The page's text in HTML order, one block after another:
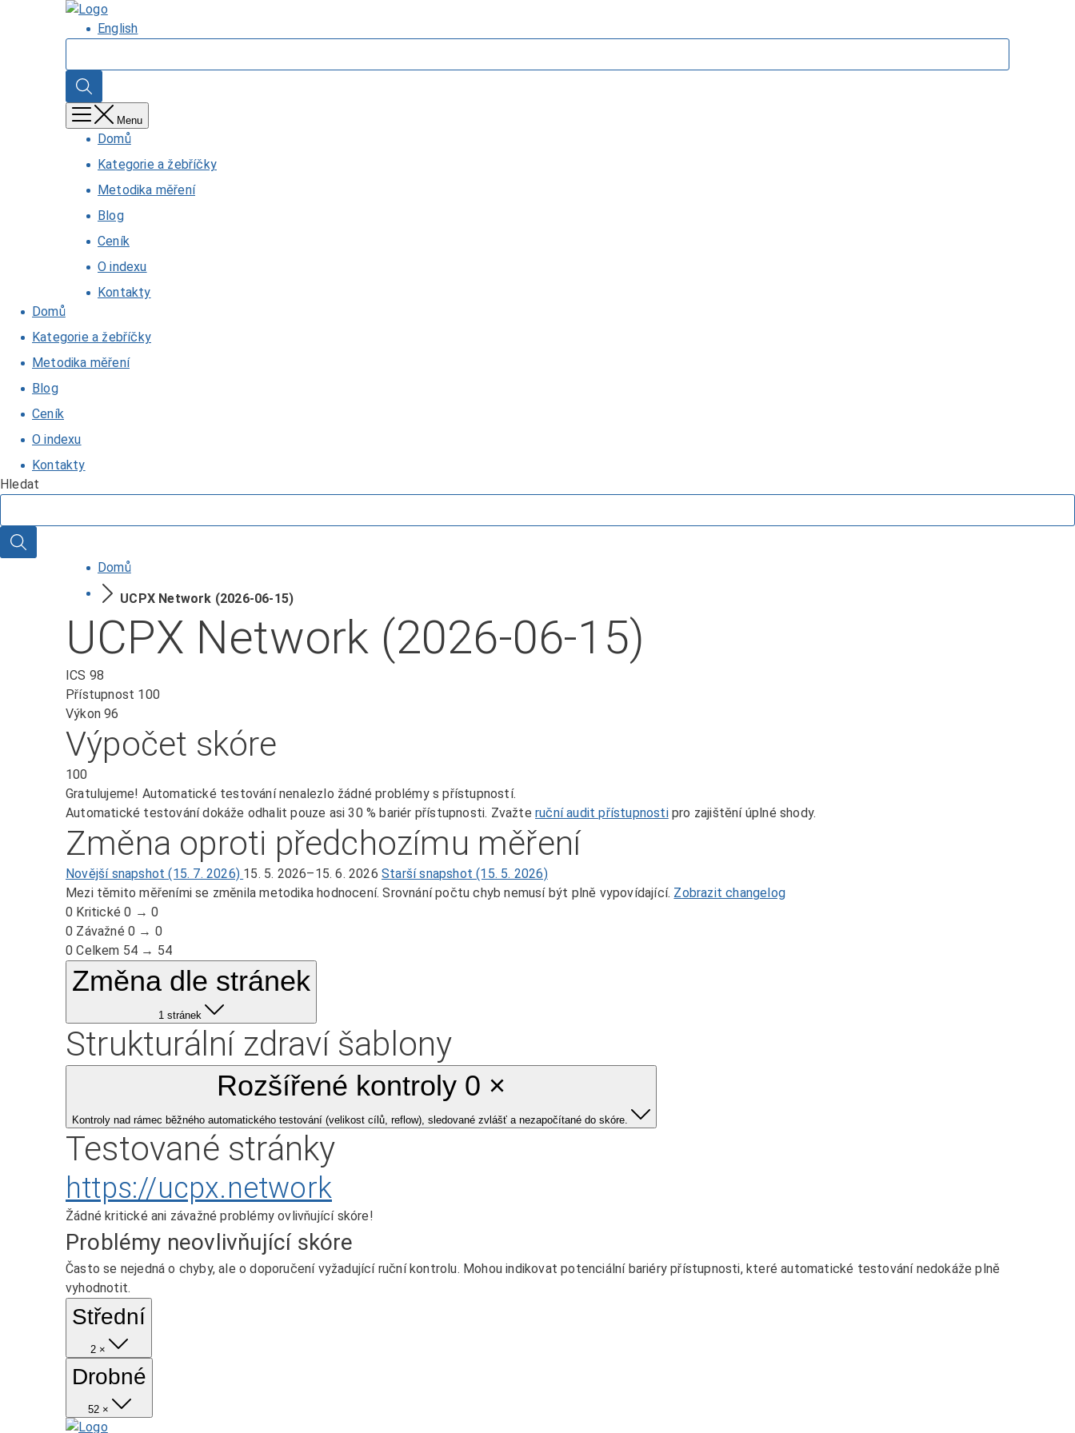
Domů
English
Hledat
Menu
Domů
Kategorie a žebříčky
Metodika měření
Blog
Ceník
O indexu
Kontakty
Domů
Kategorie a žebříčky
Metodika měření
Blog
Ceník
O indexu
Kontakty
Hledat
Hledat
Domů
UCPX Network (2026-06-15)
UCPX Network (2026-06-15)
ICS 98
Přístupnost 100
Výkon 96
Výpočet skóre
100
Gratulujeme! Automatické testování nenalezlo žádné problémy s přístupností.
Automatické testování dokáže odhalit pouze asi 30 % bariér přístupnosti. Zvažteruční audit přístupnostipro zajištění úplné shody.
Změna oproti předchozímu měření
Novější snapshot (15. 7. 2026) 15. 5. 2026–15. 6. 2026Starší snapshot (15. 5. 2026)
Mezi těmito měřeními se změnila metodika hodnocení. Srovnání počtu chyb nemusí být plně vypovídající. Zobrazit changelog
0 Kritické 0 → 0
0 Závažné 0 → 0
0Celkem 54 → 54
Změna dle stránek
1 stránek
Strukturální zdraví šablony
Rozšířené kontroly 0 ×
Kontroly nad rámec běžného automatického testování (velikost cílů, reflow), sledované zvlášť a nezapočítané do skóre.
Testované stránky
https://ucpx.network
Žádné kritické ani závažné problémy ovlivňující skóre!
Problémy neovlivňující skóre
Často se nejedná o chyby, ale o doporučení vyžadující ruční kontrolu. Mohou indikovat potenciální bariéry přístupnosti, které automatické testování nedokáže plně
vyhodnotit.
Střední
2 ×
Drobné
52 ×
Domů